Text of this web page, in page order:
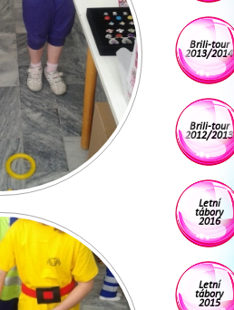
Brili-tour
2013/2014
Brili-tour
2012/2013
Letní
tábory
2016
Letní
tábory
2015